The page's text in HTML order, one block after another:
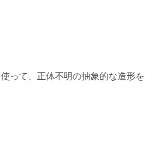
って、正体不明の抽象的な造形